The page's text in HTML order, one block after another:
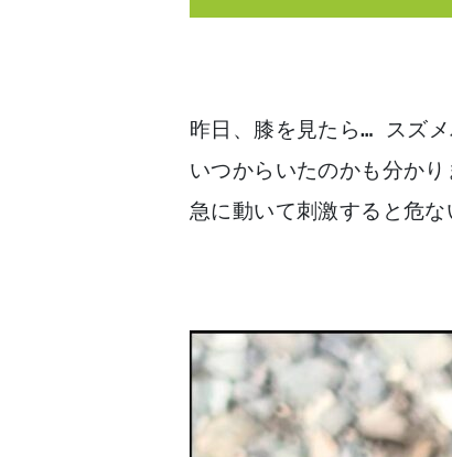
昨日、膝を見たら… スズメ
いつからいたのかも分か
急に動いて刺激すると危